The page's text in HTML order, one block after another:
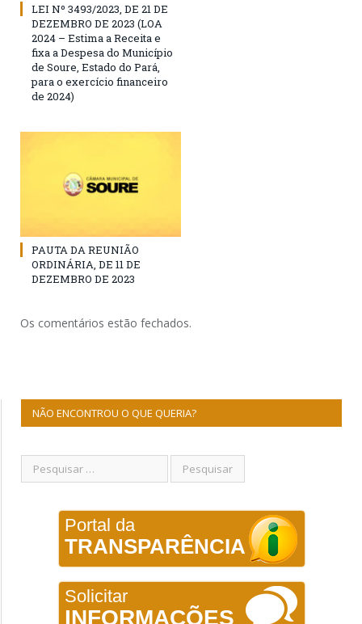
LEI Nº 3493/2023, DE 21 DE
DEZEMBRO DE 2023 (LOA
2024 – Estima a Receita e
fixa a Despesa do Município
de Soure, Estado do Pará,
para o exercício financeiro
de 2024)
PAUTA DA REUNIÃO
ORDINÁRIA, DE 11 DE
DEZEMBRO DE 2023
Os comentários estão fechados.
NÃO ENCONTROU O QUE QUERIA?
Portal da
TRANSPARÊNCIA
Solicitar
INFORMAÇÕES